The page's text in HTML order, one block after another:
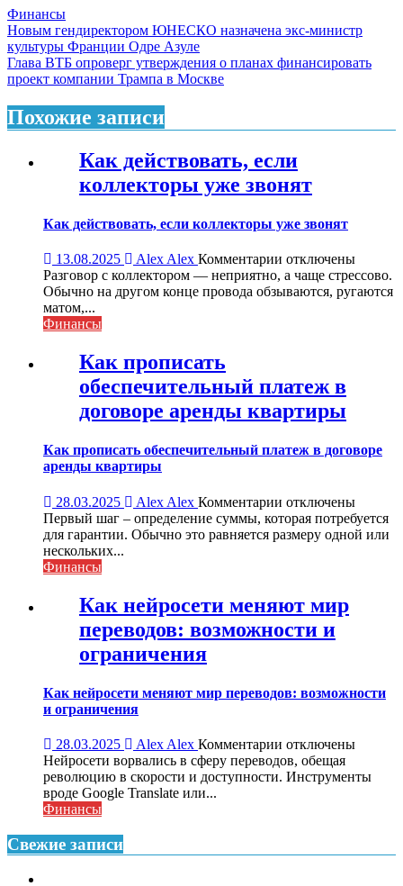
Финансы
Навигация
по
записям
Новым гендиректором ЮНЕСКО назначена экс-министр
культуры Франции Одре Азуле
Глава ВТБ опроверг утверждения о планах финансировать
проект компании Трампа в Москве
Похожие записи
Как действовать, если
коллекторы уже звонят
Как действовать, если коллекторы уже звонят
13.08.2025 Alex Alex Комментарии к
записи
Как
отключены
Разговор с коллектором — неприятно, а чаще стрессово.
Обычно на другом конце провода обзываются, ругаются
матом,...
Финансы
Как прописать
обеспечительный платеж в
договоре аренды квартиры
Как прописать обеспечительный платеж в договоре
аренды квартиры
28.03.2025 Alex Alex Комментарии к
записи
Как
договоре
аренды
отключены
Первый шаг – определение суммы, которая потребуется
для гарантии. Обычно это равняется размеру одной или
нескольких...
Финансы
Как нейросети меняют мир
переводов: возможности и
ограничения
Как нейросети меняют мир переводов: возможности
и ограничения
28.03.2025 Alex Alex Комментарии к
записи
Как
возможности
отключены
Нейросети ворвались в сферу переводов, обещая
революцию в скорости и доступности. Инструменты
вроде Google Translate или...
Финансы
Свежие записи